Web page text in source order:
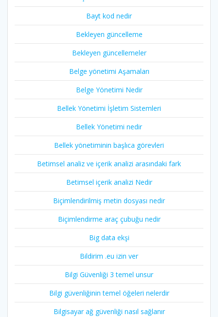
Bayt kod nedir
Bekleyen güncelleme
Bekleyen güncellemeler
Belge yönetimi Aşamaları
Belge Yönetimi Nedir
Bellek Yönetimi İşletim Sistemleri
Bellek Yönetimi nedir
Bellek yönetiminin başlıca görevleri
Betimsel analiz ve içerik analizi arasındaki fark
Betimsel içerik analizi Nedir
Biçimlendirilmiş metin dosyası nedir
Biçimlendirme araç çubuğu nedir
Big data ekşi
Bildirim .eu izin ver
Bilgi Güvenliği 3 temel unsur
Bilgi güvenliğinin temel öğeleri nelerdir
Bilgisayar ağ güvenliği nasıl sağlanır